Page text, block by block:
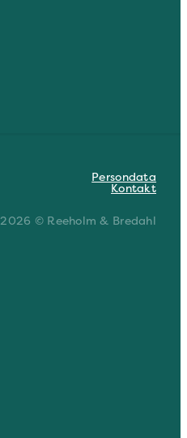
Persondata
Kontakt
2026 © Reeholm & Bredahl